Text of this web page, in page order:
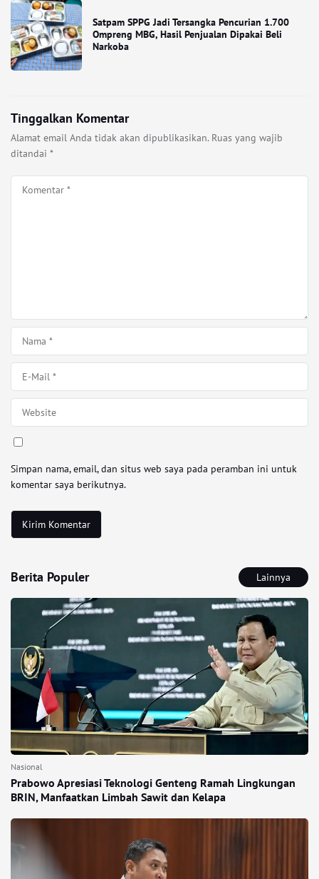
Satpam SPPG Jadi Tersangka Pencurian 1.700
Ompreng MBG, Hasil Penjualan Dipakai Beli
Narkoba
Tinggalkan Komentar
Alamat email Anda tidak akan dipublikasikan. Ruas yang wajib
ditandai *
Simpan nama, email, dan situs web saya pada peramban ini untuk
komentar saya berikutnya.
Berita Populer Lainnya
Nasional
Prabowo Apresiasi Teknologi Genteng Ramah Lingkungan
BRIN, Manfaatkan Limbah Sawit dan Kelapa